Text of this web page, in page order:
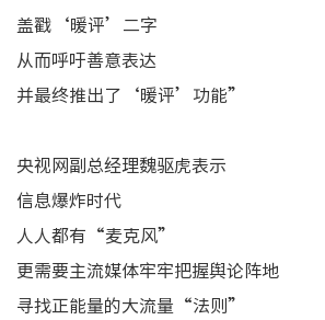
盖戳‘暖评’二字
从而呼吁善意表达
并最终推出了‘暖评’功能”
央视网副总经理魏驱虎表示
信息爆炸时代
人人都有“麦克风”
更需要主流媒体牢牢把握舆论阵地
寻找正能量的大流量“法则”